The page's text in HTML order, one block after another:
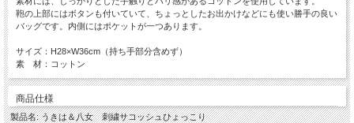
鞄の上部にはボタンも付いていて、ちょっとしたお出かけなどにも使い勝手の良い
バッグです。内側にはポケットが一つあります。
サイズ：H28×W36cm（持ち手部分含めず）
素 材：コットン
商品仕様
製品名: うきは＆八女 刺繍サコッシュひょっこり